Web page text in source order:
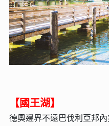
【國王湖】
德奧邊界不遠巴伐利亞邦